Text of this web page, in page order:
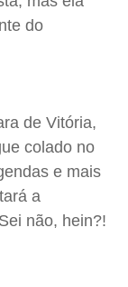
do
de Vitória,
colado no
e mais
a
não, hein?!